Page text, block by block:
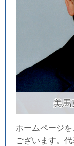
美
ホームページ
ございます。